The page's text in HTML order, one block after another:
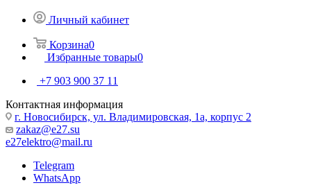
Личный кабинет
Корзина0
Избранные товары0
+7 903 900 37 11
Контактная информация
г. Новосибирск, ул. Владимировская, 1а, корпус 2
zakaz@e27.su
e27elektro@mail.ru
Telegram
WhatsApp